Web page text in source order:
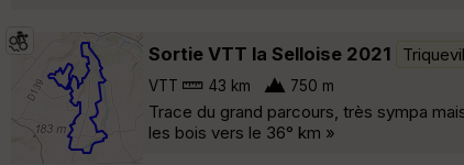
Sortie VTT la Selloise 2021
VTT 43 km 750 m
Trace du grand parcours, très sympa
les bois vers le 36° km »